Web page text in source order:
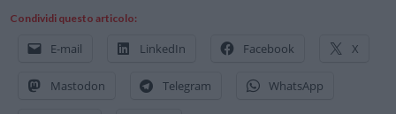
Condividi questo articolo:
E-mail LinkedIn Facebook X
Mastodon Telegram WhatsApp